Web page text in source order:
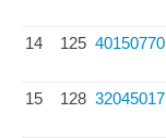
14 125 40150770
15 128 32045017